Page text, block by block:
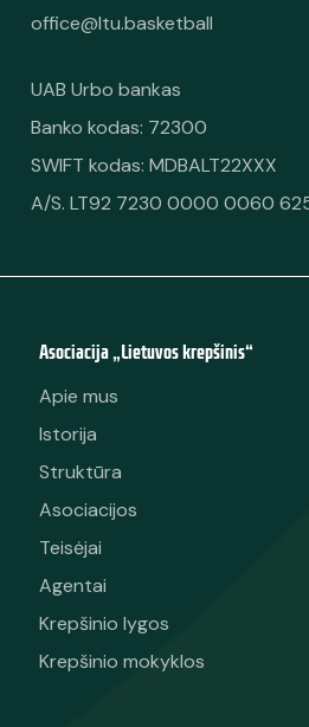
office@ltu.basketball
UAB Urbo bankas
Banko kodas: 72300
SWIFT kodas: MDBALT22XXX
A/S. LT92 7230 0000 0060
Asociacija „Lietuvos krepšinis“
Apie mus
Istorija
Struktūra
Asociacijos
Teisėjai
Agentai
Krepšinio lygos
Krepšinio mokyklos